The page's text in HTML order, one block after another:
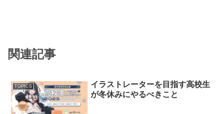
関連記事
TOPICS
イラストレーターを目指す高校生
が冬休みにやるべきこと